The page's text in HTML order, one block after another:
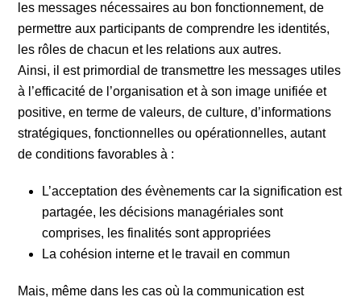
les messages nécessaires au bon fonctionnement, de
permettre aux participants de comprendre les identités,
les rôles de chacun et les relations aux autres.
Ainsi, il est primordial de transmettre les messages utiles
à l’efficacité de l’organisation et à son image unifiée et
positive, en terme de valeurs, de culture, d’informations
stratégiques, fonctionnelles ou opérationnelles, autant
de conditions favorables à :
L’acceptation des évènements car la signification est
partagée, les décisions managériales sont
comprises, les finalités sont appropriées
La cohésion interne et le travail en commun
Mais, même dans les cas où la communication est